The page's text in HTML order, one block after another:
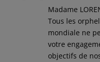
Madame
Tous les
mondiale ne
votre
objectifs de